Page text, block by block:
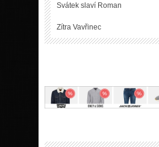
Svátek slaví Roman
Zítra Vavřinec